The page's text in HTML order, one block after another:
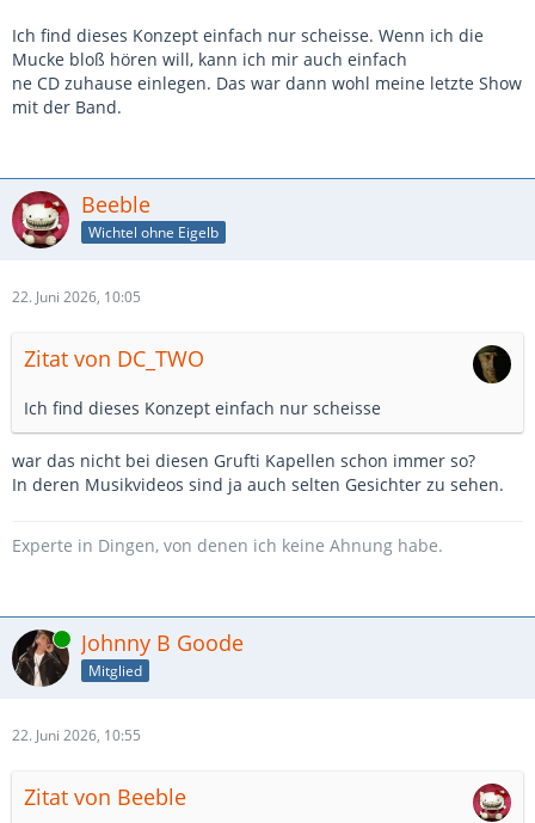
Ich find dieses Konzept einfach nur scheisse. Wenn ich die
Mucke bloß hören will, kann ich mir auch einfach
ne CD zuhause einlegen. Das war dann wohl meine letzte Show
mit der Band.
Beeble
Wichtel ohne Eigelb
22. Juni 2026, 10:05
Zitat von DC_TWO
Ich find dieses Konzept einfach nur scheisse
war das nicht bei diesen Grufti Kapellen schon immer so?
In deren Musikvideos sind ja auch selten Gesichter zu sehen.
Experte in Dingen, von denen ich keine Ahnung habe.
Online Johnny B Goode
Mitglied
22. Juni 2026, 10:55
Zitat von Beeble